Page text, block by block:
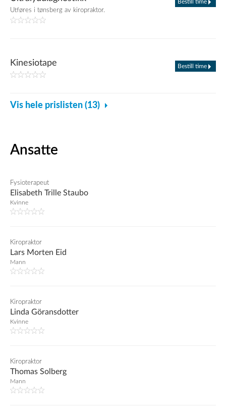
Utføres i tønsberg av kiropraktor.
Bestill time
Kinesiotape Bestill time
Vis hele prislisten (13)
Ansatte
Fysioterapeut
Elisabeth Trille Staubo
Kvinne
Kiropraktor
Lars Morten Eid
Mann
Kiropraktor
Linda Göransdotter
Kvinne
Kiropraktor
Thomas Solberg
Mann